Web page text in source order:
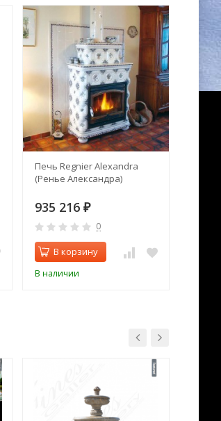
Печь Regnier Alexandra
(Ренье Александра)
935 216 ₽
0
В корзину
В наличии